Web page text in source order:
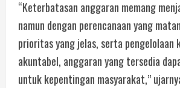
“Keterbatasan anggaran memang
namun dengan perencanaan yang
prioritas yang jelas, serta pengelolaan
akuntabel, anggaran yang tersedia
untuk kepentingan masyarakat,”